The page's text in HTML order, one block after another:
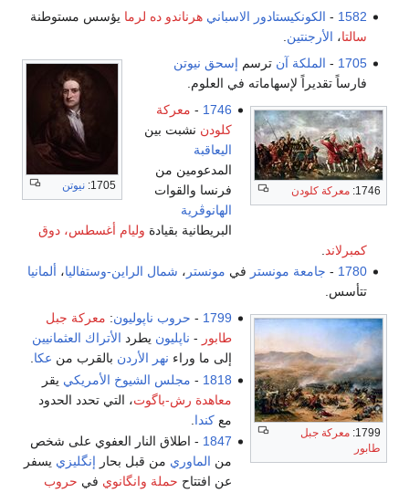
1582
- الكونكيستادور الاسباني هرناندو ده لرما يؤسس مستوطنة
سالتا، الأرجنتين
1705: نيوتن
1705
- الملكة آن ترسم إسحق نيوتن
فارساً تقديراً لإسهاماته في العلوم.
1746: معركة كلودن
1746
- معركة
كلودن نشبت بين
اليعاقبة
المدعومين من
فرنسا والقوات
الهانوڤرية
البريطانية بقيادة وليام أغسطس، دوق
كمبرلاند
1780
- جامعة مونستر في مونستر ، شمال الراين-وستفاليا، ألمانيا
تتأسس.
1799: معركة جبل
طابور
1799
- حروب ناپوليون: معركة جبل
طابور - ناپليون يطرد الأتراك العثمانيين
إلى ما وراء نهر الأردن بالقرب من عكا.
1818
- مجلس الشيوخ الأمريكي يقر
معاهدة رش-باگوت، التي تحدد الحدود
مع كندا
1847 - اطلاق النار العفوي على شخص
من الماوري من قبل بحار إنگليزي يسفر
عن افتتاح حملة وانگانوي في حروب